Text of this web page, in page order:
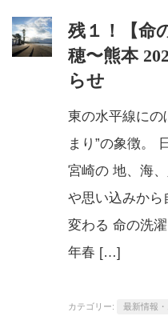
残１！【命
穂〜熊本
らせ
東の水平線にの
まり”の象徴。
宮崎の 地、海
や思い込みから
変わる 命の洗
年春 […]
カテゴリー: 最新情報